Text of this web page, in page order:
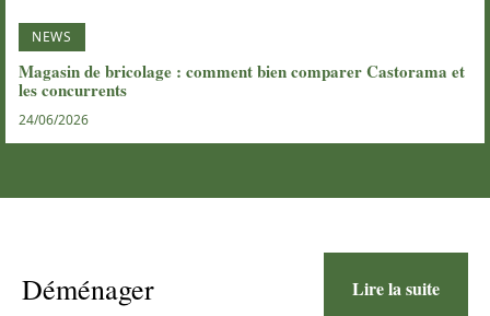
NEWS
Magasin de bricolage : comment bien comparer Castorama et
les concurrents
24/06/2026
Déménager Lire la suite